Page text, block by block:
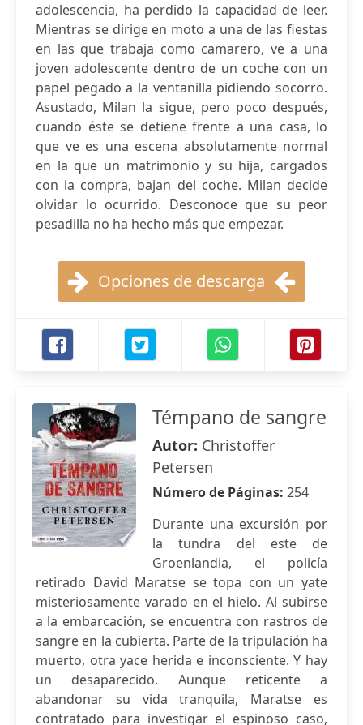
adolescencia, ha perdido la capacidad de leer.
Mientras se dirige en moto a una de las fiestas
en las que trabaja como camarero, ve a una
joven adolescente dentro de un coche con un
papel pegado a la ventanilla pidiendo socorro.
Asustado, Milan la sigue, pero poco después,
cuando éste se detiene frente a una casa, lo
que ve es una escena absolutamente normal
en la que un matrimonio y su hija, cargados
con la compra, bajan del coche. Milan decide
olvidar lo ocurrido. Desconoce que su peor
pesadilla no ha hecho más que empezar.
Opciones de descarga
Témpano de sangre
Autor: Christoffer
Petersen
Número de Páginas: 254
Durante una excursión por
la tundra del este de
Groenlandia, el policía
retirado David Maratse se topa con un yate
misteriosamente varado en el hielo. Al subirse
a la embarcación, se encuentra con rastros de
sangre en la cubierta. Parte de la tripulación ha
muerto, otra yace herida e inconsciente. Y hay
un desaparecido. Aunque reticente a
abandonar su vida tranquila, Maratse es
contratado para investigar el espinoso caso,